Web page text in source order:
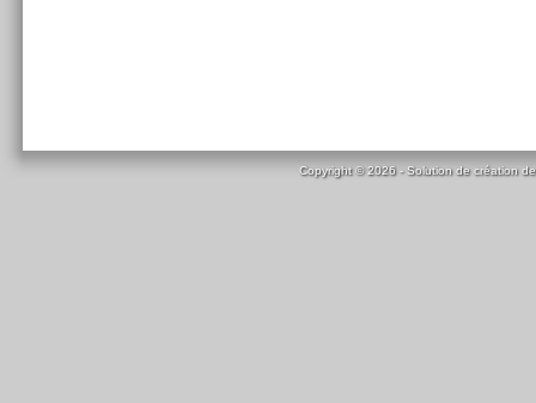
Copyright © 2026 - Solution de création